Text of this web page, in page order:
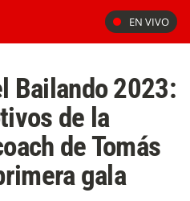
EN VIVO
Bailando 2023:
de la
de Tomás
gala